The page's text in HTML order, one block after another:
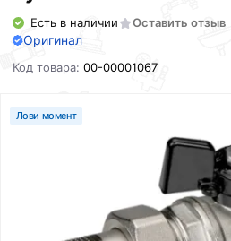
Есть в наличии Оставить отзыв
Оригинал
Код товара:00-00001067
Лови момент